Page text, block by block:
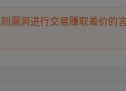
漏洞进行交易赚取差价的